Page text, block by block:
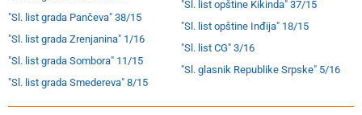
"Sl. list grada Pančeva" 38/15
"Sl. list grada Zrenjanina" 1/16
"Sl. list grada Sombora" 11/15
"Sl. list grada Smedereva" 8/15
"Sl. list opštine Kikinda" 37/15
"Sl. list opštine Inđija" 18/15
"Sl. list CG" 3/16
"Sl. glasnik Republike Srpske" 5/16